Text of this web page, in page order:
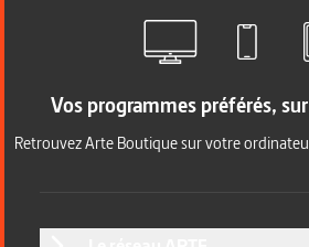
Vos programmes préférés,
Retrouvez Arte Boutique sur votre